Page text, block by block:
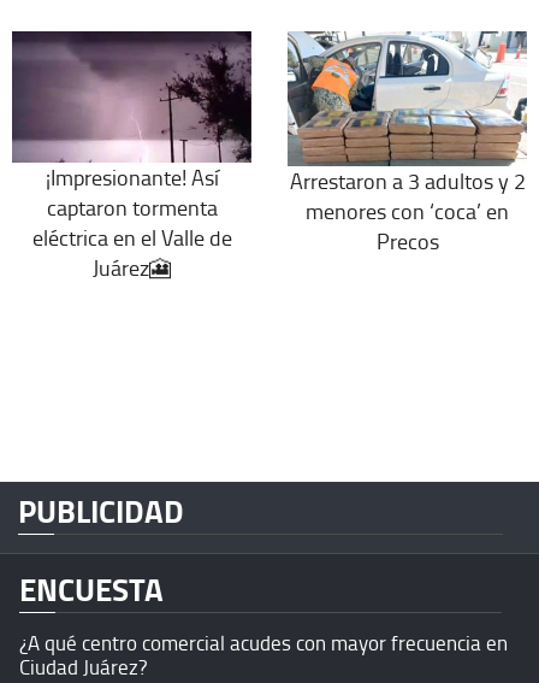
¡Impresionante! Así
captaron tormenta
eléctrica en el Valle de
Juárez🎦
Arrestaron a 3 adultos y 2
menores con ‘coca’ en
Precos
PUBLICIDAD
ENCUESTA
¿A qué centro comercial acudes con mayor frecuencia en
Ciudad Juárez?